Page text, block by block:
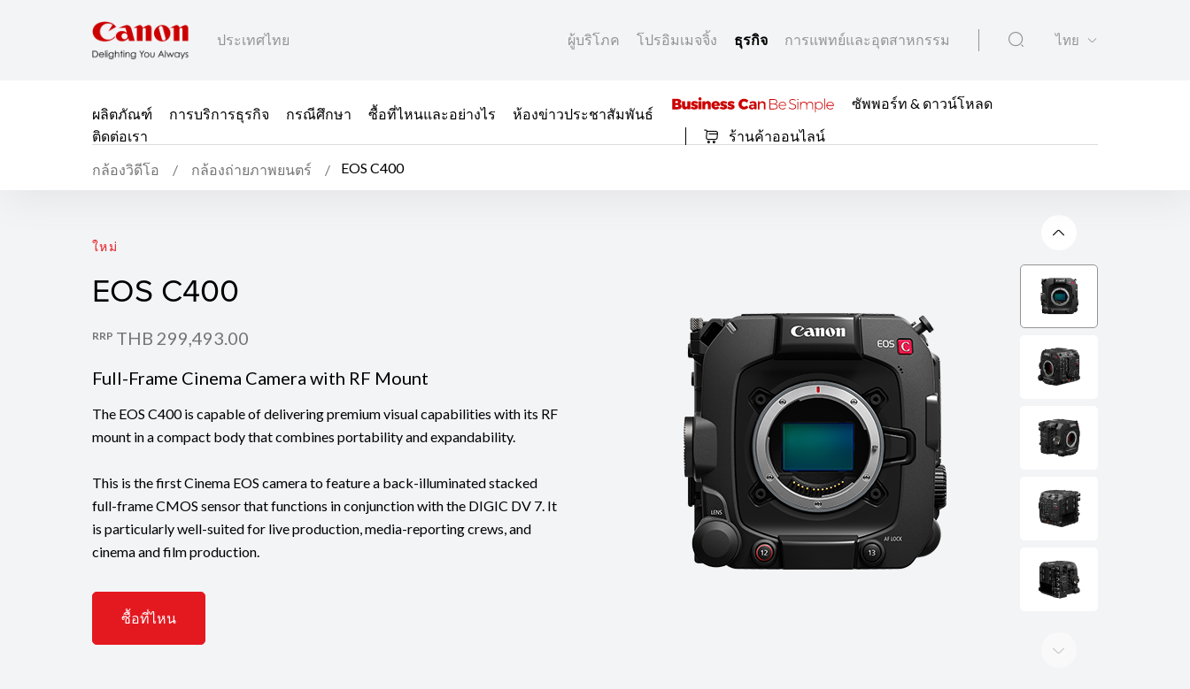
ประเทศไทย ผู้บริโภค โปรอิมเมจจิ้ง ธุรกิจ การแพทย์และอุตสาหกรรม ไทย
ผลิตภัณฑ์ การบริการธุรกิจ กรณีศึกษา ซื้อที่ไหนและอย่างไร
ห้องข่าวประชาสัมพันธ์
ติดต่อเรา
ซัพพอร์ท & ดาวน์โหลด
ร้านค้าออนไลน์
กล้องวิดีโอ กล้องถ่ายภาพยนตร์ EOS C400
EOS C400
ใหม่
EOS C400
RRP THB 299,493.00
Full-Frame Cinema Camera with RF Mount
The EOS C400 is capable of delivering premium visual capabilities with its RF
mount in a compact body that combines portability and expandability.
This is the first Cinema EOS camera to feature a back-illuminated stacked
full-frame CMOS sensor that functions in conjunction with the DIGIC DV 7. It
is particularly well-suited for live production, media-reporting crews, and
cinema and film production.
ซื้อที่ไหน